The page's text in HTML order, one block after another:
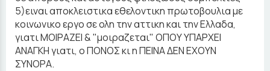
5)ειναι αποκλειστικα εθελοντικη πρωτοβουλια με
κοινωνικο εργο σε ολη την αττικη και την Ελλαδα,
γιατι ΜΟΙΡΑΖΕΙ & "μοιραζεται" ΟΠΟΥ ΥΠΑΡΧΕΙ
ΑΝΑΓΚΗ γιατι, ο ΠΟΝΟΣ κι η ΠΕΙΝΑ ΔΕΝ ΕΧΟΥΝ
ΣΥΝΟΡΑ.